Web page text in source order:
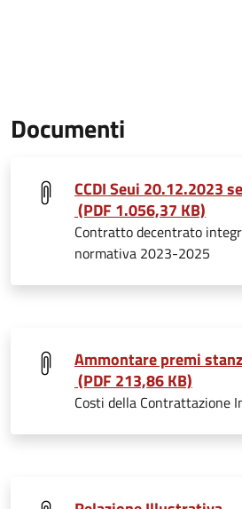
Documenti
CCDI Seui 20.12.2023
(PDF 1.056,37 KB)
Contratto decentrato
normativa 2023-2025
Ammontare premi
(PDF 213,86 KB)
Costi della Contrattazione